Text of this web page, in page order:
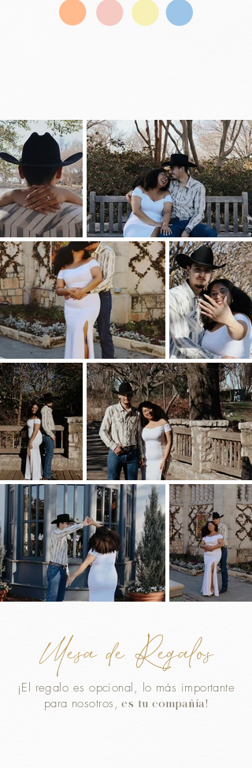
Mesa de Regalos
¡El regalo es opcional, lo más importante
para nosotros, es tu compañía!